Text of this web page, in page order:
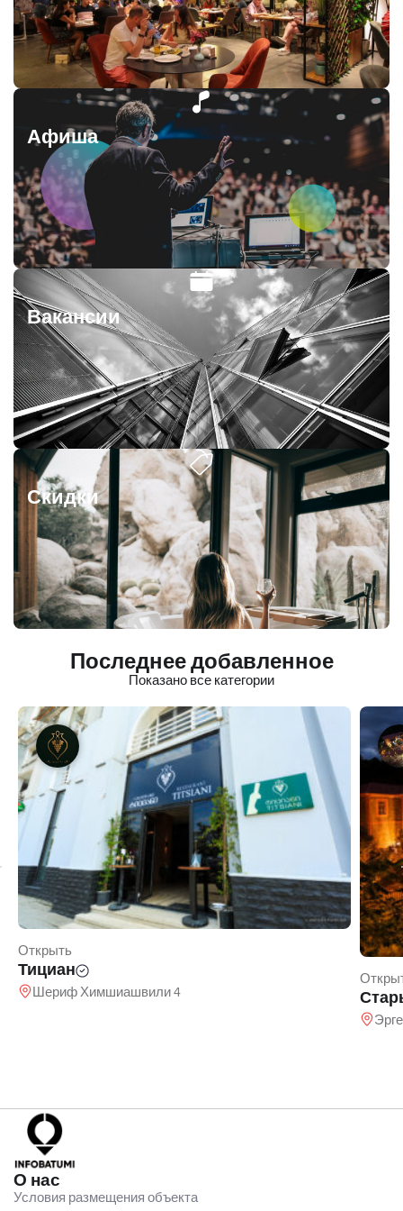
Афиша
Вакансии
Скидки
Последнее добавленное
Показано все категории
Открыть
Тициан
Шериф Химшиашвили 4
О нас
Условия размещения объекта